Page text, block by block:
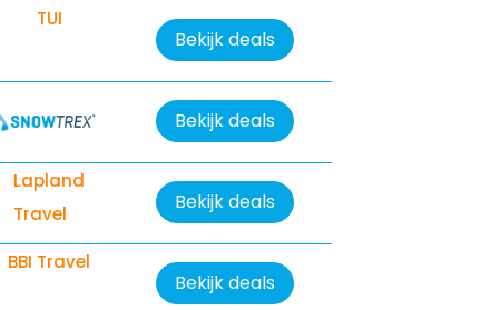
Bekijk deals
Bekijk deals
Bekijk deals
Bekijk deals